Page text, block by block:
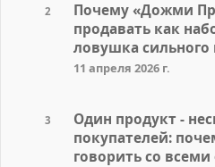
2
Почему «Дожми
продавать как
ловушка сильного
11 апреля 2026 г.
3
Один продукт -
покупателей:
говорить со